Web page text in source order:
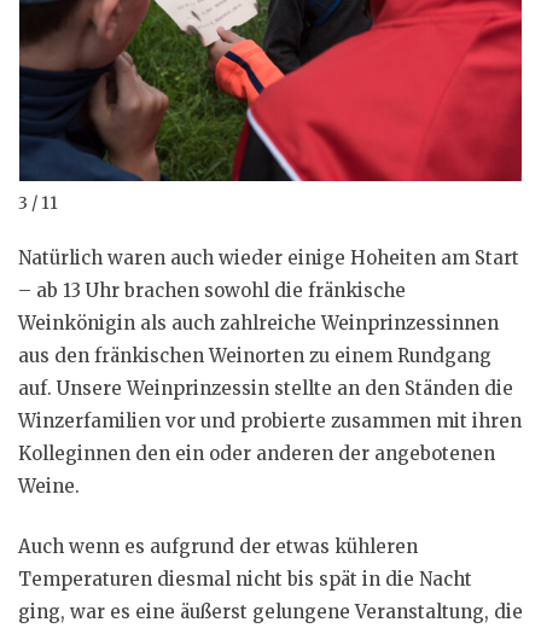
3 / 11
Natürlich waren auch wieder einige Hoheiten am Start
– ab 13 Uhr brachen sowohl die fränkische
Weinkönigin als auch zahlreiche Weinprinzessinnen
aus den fränkischen Weinorten zu einem Rundgang
auf. Unsere Weinprinzessin stellte an den Ständen die
Winzerfamilien vor und probierte zusammen mit ihren
Kolleginnen den ein oder anderen der angebotenen
Weine.
Auch wenn es aufgrund der etwas kühleren
Temperaturen diesmal nicht bis spät in die Nacht
ging, war es eine äußerst gelungene Veranstaltung, die